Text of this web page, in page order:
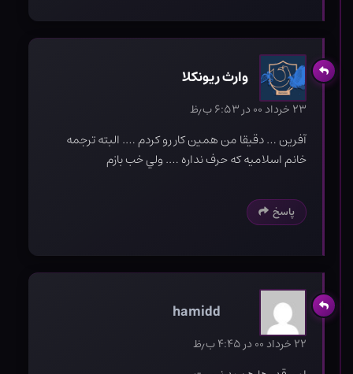
وارث ريونكلا
۲۳ خرداد ۰۰ در ۶:۵۳ ب٫ظ
آفرين … دقيقا من همين كار رو كردم …. البته ترجمه
خانم اسلاميه كه حرف نداره …. ولي خب بازم
پاسخ
hamidd
۲۲ خرداد ۰۰ در ۴:۴۵ ب٫ظ